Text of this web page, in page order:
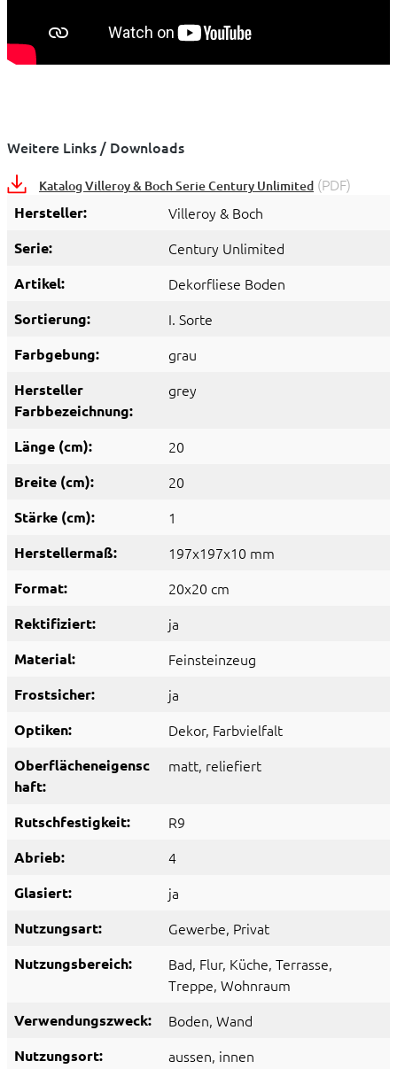
Weitere Links / Downloads
Katalog Villeroy & Boch Serie Century Unlimited (PDF)
Hersteller: Villeroy & Boch
Serie: Century Unlimited
Artikel: Dekorfliese Boden
Sortierung: I. Sorte
Farbgebung: grau
Hersteller
Farbbezeichnung:
grey
Länge (cm): 20
Breite (cm): 20
Stärke (cm): 1
Herstellermaß: 197x197x10 mm
Format: 20x20 cm
Rektifiziert: ja
Material: Feinsteinzeug
Frostsicher: ja
Optiken: Dekor, Farbvielfalt
Oberflächeneigensc
haft:
matt, reliefiert
Rutschfestigkeit: R9
Abrieb: 4
Glasiert: ja
Nutzungsart: Gewerbe, Privat
Nutzungsbereich: Bad, Flur, Küche, Terrasse,
Treppe, Wohnraum
Verwendungszweck: Boden, Wand
Nutzungsort: aussen, innen